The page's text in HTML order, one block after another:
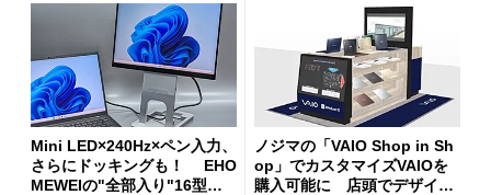
Mini LED×240Hz×ペン入力、
さらにドッキングも！ EHO
MEWEIの"全部入り"16型モ
ノジマの「VAIO Shop in Sh
op」でカスタマイズVAIOを
購入可能に 店頭でデザイン